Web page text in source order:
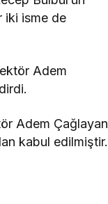
iki isme de
Adem
Adem Çağlayan
kabul edilmiştir.